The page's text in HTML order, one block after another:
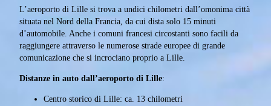
L’aeroporto di Lille si trova a undici chilometri dall’omonima città
situata nel Nord della Francia, da cui dista solo 15 minuti
d’automobile. Anche i comuni francesi circostanti sono facili da
raggiungere attraverso le numerose strade europee di grande
comunicazione che si incrociano proprio a Lille.
Distanze in auto dall’aeroporto di Lille:
Centro storico di Lille: ca. 13 chilometri